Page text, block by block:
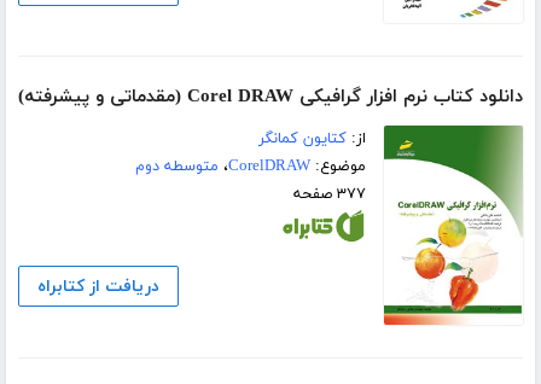
دانلود کتاب نرم افزار گرافیکی Corel DRAW (مقدماتی و پیشرفته)
از:کتایون کمانگر
موضوع:CorelDRAW، متوسطه دوم
۳۷۷ صفحه
دریافت از کتابراه